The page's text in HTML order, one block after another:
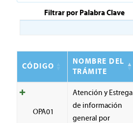
Filtrar por Palabra Clave
CÓDIGO
NOMBRE DEL
TRÁMITE
OPA01
Atención y Estrega
de información
general por